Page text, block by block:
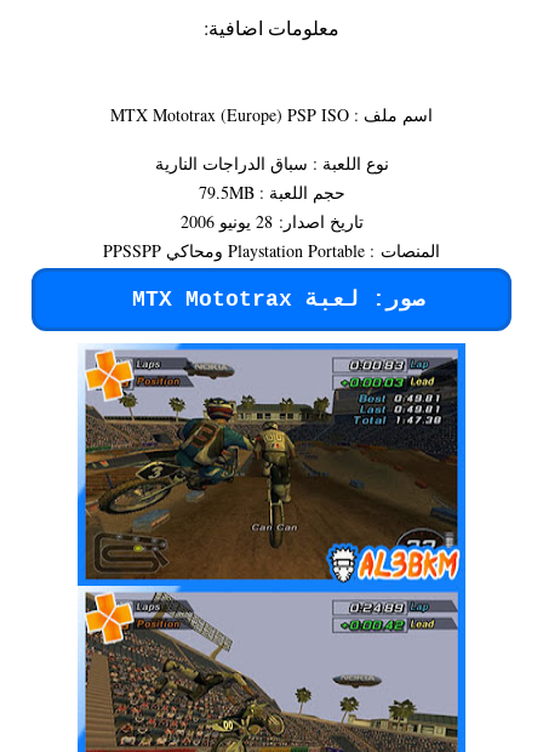
معلومات اضافية:
اسم ملف : MTX Mototrax (Europe) PSP ISO
نوع اللعبة : سباق الدراجات النارية
حجم اللعبة : 79.5MB
تاريخ اصدار:28 يونيو 2006
المنصات : Playstation Portable ومحاكي PPSSPP
صور: لعبة MTX Mototrax